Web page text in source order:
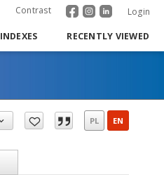
Contrast Login
INDEXES RECENTLY VIEWED
PL EN